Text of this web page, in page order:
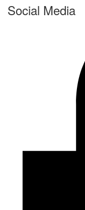
Social Media